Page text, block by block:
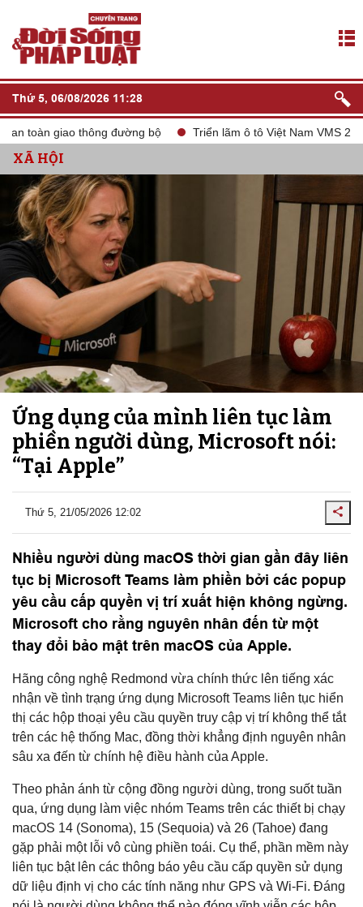
Thứ 5, 06/08/2026 11:28
giao thông đường bộ Triển lãm ô tô Việt Nam VMS 2024
XÃ HỘI
Ứng dụng của mình liên tục làm
phiền người dùng, Microsoft nói:
“Tại Apple”
Thứ 5, 21/05/2026 12:02
Nhiều người dùng macOS thời gian gần đây liên
tục bị Microsoft Teams làm phiền bởi các popup
yêu cầu cấp quyền vị trí xuất hiện không ngừng.
Microsoft cho rằng nguyên nhân đến từ một
thay đổi bảo mật trên macOS của Apple.
Hãng công nghệ Redmond vừa chính thức lên tiếng xác
nhận về tình trạng ứng dụng Microsoft Teams liên tục hiển
thị các hộp thoại yêu cầu quyền truy cập vị trí không thể tắt
trên các hệ thống Mac, đồng thời khẳng định nguyên nhân
sâu xa đến từ chính hệ điều hành của Apple.
Theo phản ánh từ cộng đồng người dùng, trong suốt tuần
qua, ứng dụng làm việc nhóm Teams trên các thiết bị chạy
macOS 14 (Sonoma), 15 (Sequoia) và 26 (Tahoe) đang
gặp phải một lỗi vô cùng phiền toái. Cụ thể, phần mềm này
liên tục bật lên các thông báo yêu cầu cấp quyền sử dụng
dữ liệu định vị cho các tính năng như GPS và Wi-Fi. Đáng